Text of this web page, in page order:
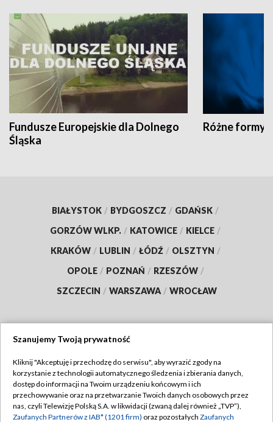
Fundusze Europejskie dla Dolnego
Śląska
Różne formy
BIAŁYSTOK / BYDGOSZCZ / GDAŃSK /
GORZÓW WLKP. / KATOWICE / KIELCE /
KRAKÓW / LUBLIN / ŁÓDŹ / OLSZTYN /
OPOLE / POZNAŃ / RZESZÓW /
SZCZECIN / WARSZAWA / WROCŁAW
TVP
Abonament TVP
Emisja w TVP
Regulamin TVP
Polityka prywatności
Szanujemy Twoją prywatność
Kliknij "Akceptuję i przechodzę do serwisu", aby wyrazić zgody na
korzystanie z technologii automatycznego śledzenia i zbierania danych,
dostęp do informacji na Twoim urządzeniu końcowym i ich
przechowywanie oraz na przetwarzanie Twoich danych osobowych przez
nas, czyli Telewizję Polską S.A. w likwidacji (zwaną dalej również „TVP”),
Zaufanych Partnerów z IAB* (1201 firm) oraz pozostałych Zaufanych